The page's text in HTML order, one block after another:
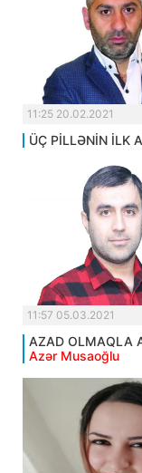
11:25 20.02.2021
ÜÇ PİLLƏNİN İLK
11:57 05.03.2021
AZAD OLMAQLA
Azər Musaoğlu